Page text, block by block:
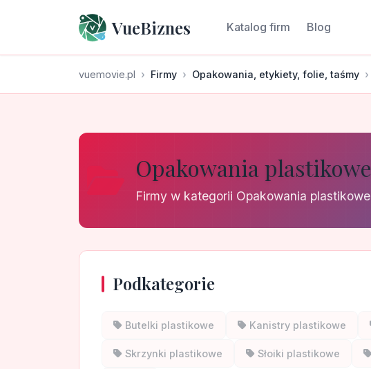
VueBiznes Katalog firm Blog
vuemovie.pl Firmy Opakowania, etykiety, folie, taśmy
Opakowania plastikowe
Firmy w kategorii Opakowania plastikowe
Podkategorie
Butelki plastikowe Kanistry plastikowe
Skrzynki plastikowe Słoiki plastikowe